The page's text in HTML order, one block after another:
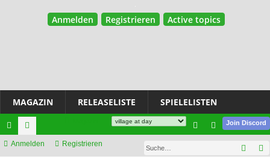
Anmelden Registrieren Active topics
MAGAZIN RELEASELISTE SPIELELISTEN
ch or
Join Discord
Anmelden Registrieren